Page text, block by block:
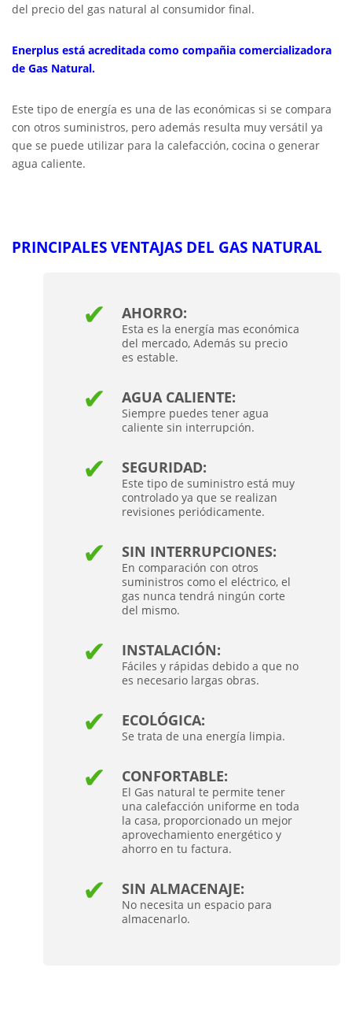
del precio del gas natural al consumidor final.
Enerplus está acreditada como compañia comercializadora
de Gas Natural.
Este tipo de energía es una de las económicas si se compara
con otros suministros, pero además resulta muy versátil ya
que se puede utilizar para la calefacción, cocina o generar
agua caliente.
PRINCIPALES VENTAJAS DEL GAS NATURAL
AHORRO:
Esta es la energía mas económica
del mercado, Además su precio
es estable.
AGUA CALIENTE:
Siempre puedes tener agua
caliente sin interrupción.
SEGURIDAD:
Este tipo de suministro está muy
controlado ya que se realizan
revisiones periódicamente.
SIN INTERRUPCIONES:
En comparación con otros
suministros como el eléctrico, el
gas nunca tendrá ningún corte
del mismo.
INSTALACIÓN:
Fáciles y rápidas debido a que no
es necesario largas obras.
ECOLÓGICA:
Se trata de una energía limpia.
CONFORTABLE:
El Gas natural te permite tener
una calefacción uniforme en toda
la casa, proporcionado un mejor
aprovechamiento energético y
ahorro en tu factura.
SIN ALMACENAJE:
No necesita un espacio para
almacenarlo.